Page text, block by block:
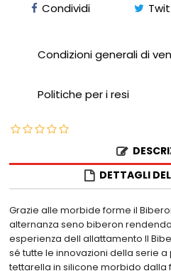
Condividi
Condizioni generali di
Politiche per i resi
DETTAGLI
Grazie alle morbide forme il
alternanza seno biberon
esperienza dell allattamento Il
sé tutte le innovazioni della serie
tettarella in silicone morbido